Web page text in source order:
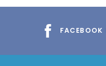
FACEBOOK